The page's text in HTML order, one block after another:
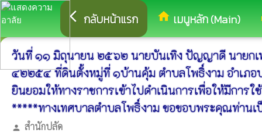
arrow_back_ios กลับหน้าแรก home เมนูหลัก (Main)
วันที่ ๑๑ มิถุนายน ๒๕๖๒ นายบันเทิง ปัญญาดี นาย
๔๒๒๕๔ ที่ดินตั้งหมู่ที่ ๑บ้านคุ้ม ตำบลโพธิ์งาม อำเภอ
ยินยอมให้ทางราชการเข้าไปดำเนินการเพื่อให้มีกา
*****ทางเทศบาลตำบลโพธิ์งาม ขอขอบพระคุณท่านเ
person สำนักปลัด